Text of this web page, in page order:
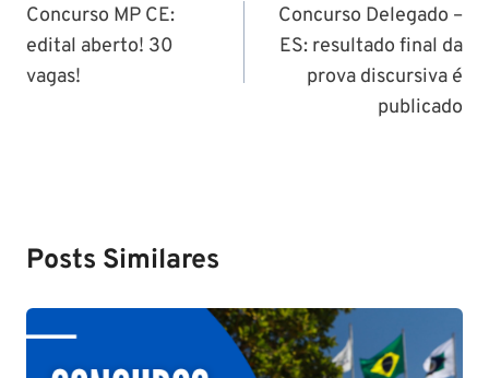
de
Post
Concurso MP CE:
edital aberto! 30
vagas!
Concurso Delegado –
ES: resultado final da
prova discursiva é
publicado
Posts Similares